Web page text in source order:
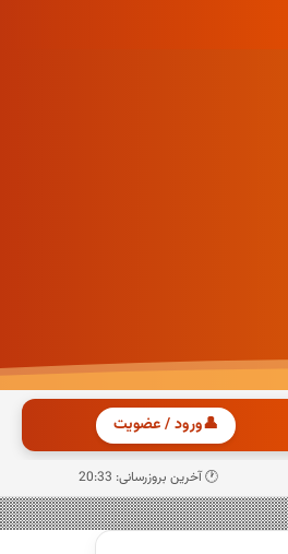
👤ورود / عضویت
🕐 آخرین بروزرسانی: 20:33